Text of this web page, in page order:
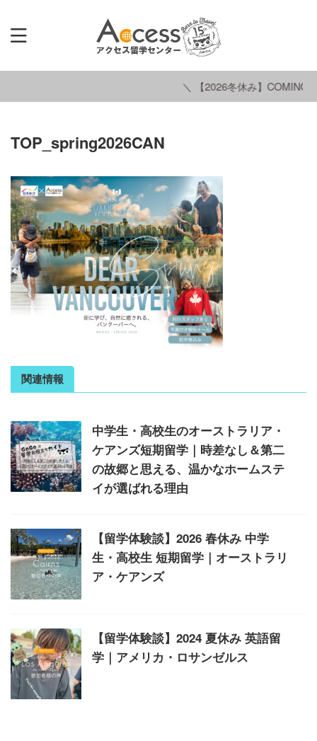
＼ 【2026冬休み】COMING
TOP_spring2026CAN
関連情報
中学生・高校生のオーストラリア・
ケアンズ短期留学｜時差なし＆第二
の故郷と思える、温かなホームステ
イが選ばれる理由
【留学体験談】2026 春休み 中学
生・高校生 短期留学｜オーストラリ
ア・ケアンズ
【留学体験談】2024 夏休み 英語留
学｜アメリカ・ロサンゼルス